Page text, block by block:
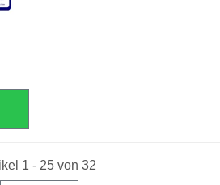
1 - 25 von 32